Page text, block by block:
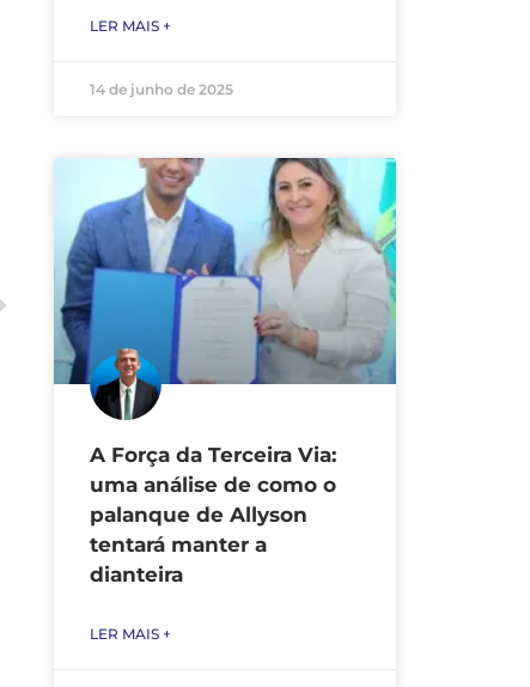
LER MAIS +
14 de junho de 2025
A Força da Terceira Via:
uma análise de como o
palanque de Allyson
tentará manter a
dianteira
LER MAIS +